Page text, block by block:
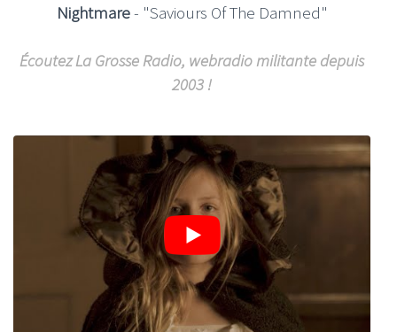
Nightmare- "Saviours Of The Damned"
Écoutez La Grosse Radio, webradio militante depuis
2003 !